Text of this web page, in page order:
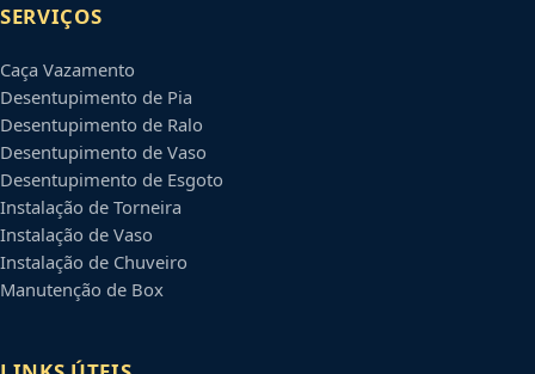
SERVIÇOS
Caça Vazamento
Desentupimento de Pia
Desentupimento de Ralo
Desentupimento de Vaso
Desentupimento de Esgoto
Instalação de Torneira
Instalação de Vaso
Instalação de Chuveiro
Manutenção de Box